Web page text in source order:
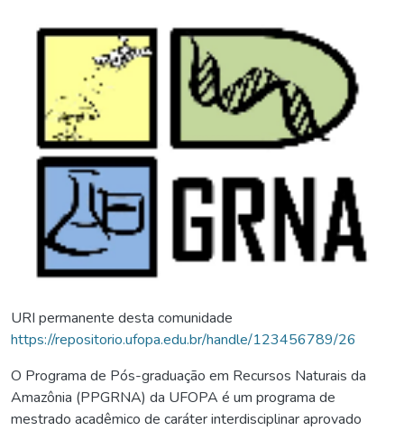
URI permanente desta comunidade
https://repositorio.ufopa.edu.br/handle/123456789/26
O Programa de Pós-graduação em Recursos Naturais da
Amazônia (PPGRNA) da UFOPA é um programa de
mestrado acadêmico de caráter interdisciplinar aprovado